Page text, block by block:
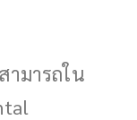
ามารถใน